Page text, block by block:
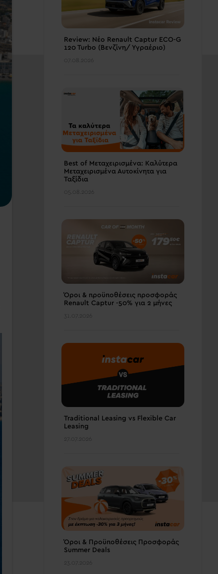
Review: Νέο Renault Captur ECO-G
120 Turbo (Βενζίνη/ Υγραέριο)
07.08.2026
Best of Μεταχειρισμένα: Καλύτερα
Μεταχειρισμένα Αυτοκίνητα για
Ταξίδια
05.08.2026
Όροι & προϋποθέσεις πρoσφοράς
Renault Captur -50% για 2 μήνες
31.07.2026
Traditional Leasing vs Flexible Car
Leasing
27.07.2026
Όροι & Προϋποθέσεις Προσφοράς
Summer Deals
23.07.2026